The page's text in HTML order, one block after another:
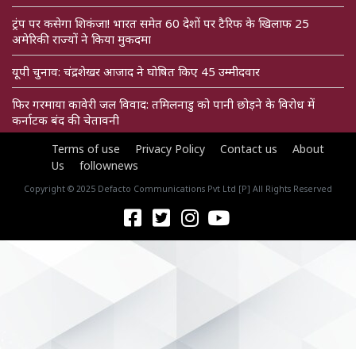
ट्रंप पर कसेगा शिकंजा! भारत समेत 60 देशों पर टैरिफ के खिलाफ 25
अमेरिकी राज्यों ने किया मुकदमा
यूपी चुनाव: चंद्रशेखर आजाद ने घोषित किए 45 उम्मीदवार
फिर गरमाया कावेरी जल विवाद: तमिलनाडु को पानी छोड़ने के विरोध में
कर्नाटक बंद की चेतावनी
Terms of use Privacy Policy Contact us
About
Us
follownews
Copyright © 2025 Defacto Communications Pvt Ltd [P] All Rights Reserved